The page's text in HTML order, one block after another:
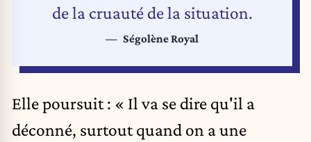
de la cruauté de la situation.
Ségolène Royal
Elle poursuit : « Il va se dire qu'il a
déconné, surtout quand on a une